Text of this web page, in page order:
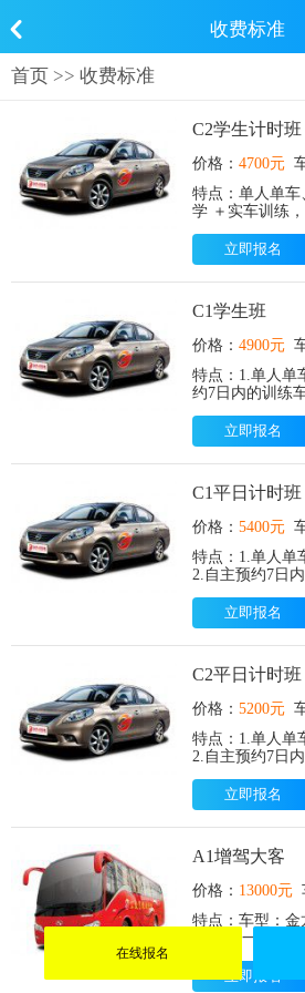
收费标准
首页 >>收费标准
C2学生计时班
价格： 4700元
特点：单人单
学 ＋实车训练
立即报名
C1学生班
价格： 4900元
特点：1.单人单
约7日内的训练
立即报名
C1平日计时班
价格： 5400元
特点：1.单人单
2.自主预约7日
立即报名
C2平日计时班
价格： 5200元
特点：1.单人单
2.自主预约7日
立即报名
A1增驾大客
价格： 13000元
特点：车型：
取得A2一年、
学员，预约7日
立即报名
在线报名